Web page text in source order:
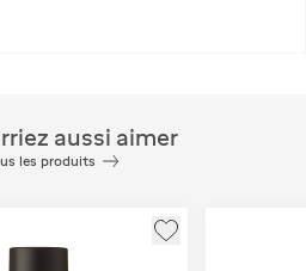
aussi aimer
les produits